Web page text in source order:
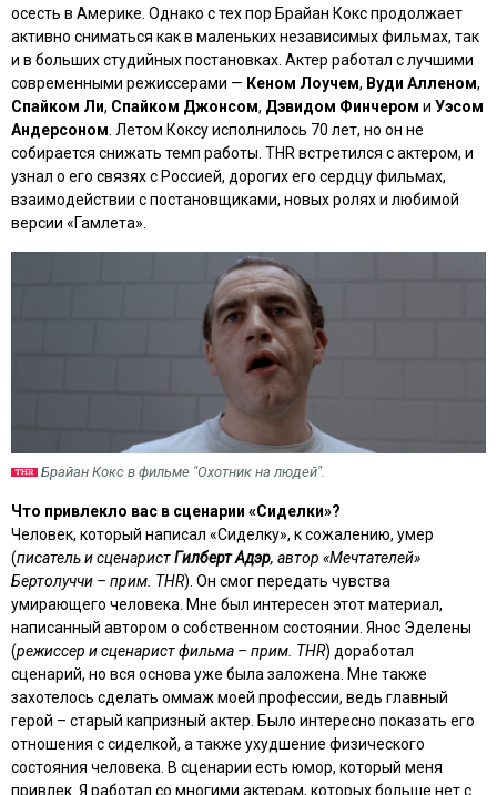
осесть в Америке. Однако с тех пор Брайан Кокс продолжает
активно сниматься как в маленьких независимых фильмах, так
и в больших студийных постановках. Актер работал с лучшими
современными режиссерами — Кеном Лоучем, Вуди Алленом,
Спайком Ли, Спайком Джонсом, Дэвидом Финчером и Уэсом
Андерсоном . Летом Коксу исполнилось 70 лет, но он не
собирается снижать темп работы. THR встретился с актером, и
узнал о его связях с Россией, дорогих его сердцу фильмах,
взаимодействии с постановщиками, новых ролях и любимой
версии «Гамлета».
Брайан Кокс в фильме "Охотник на людей".
Что привлекло вас в сценарии «Сиделки»?
Человек, который написал «Сиделку», к сожалению, умер
(писатель и сценаристГилберт Адэр, автор «Мечтателей»
Бертолуччи – прим. THR). Он смог передать чувства
умирающего человека. Мне был интересен этот материал,
написанный автором о собственном состоянии. Янос Эделены
(режиссер и сценарист фильма – прим. THR) доработал
сценарий, но вся основа уже была заложена. Мне также
захотелось сделать оммаж моей профессии, ведь главный
герой – старый капризный актер. Было интересно показать его
отношения с сиделкой, а также ухудшение физического
состояния человека. В сценарии есть юмор, который меня
привлек. Я работал со многими актерам, которых больше нет с